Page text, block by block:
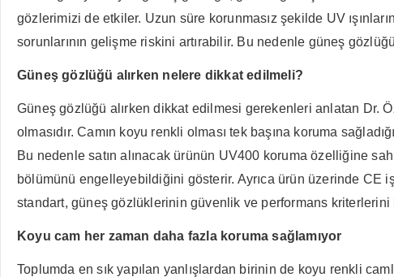
gözlerimizi de etkiler. Uzun süre korunmasız şekilde UV
sorunlarının gelişme riskini artırabilir. Bu nedenle güneş
Güneş gözlüğü alırken nelere dikkat edilmeli?
Güneş gözlüğü alırken dikkat edilmesi gerekenleri anlatan Dr.
olmasıdır. Camın koyu renkli olması tek başına koruma
Bu nedenle satın alınacak ürünün UV400 koruma özelliğine
bölümünü engelleyebildiğini gösterir. Ayrıca ürün üzerinde CE
standart, güneş gözlüklerinin güvenlik ve performans kriterlerini
Koyu cam her zaman daha fazla koruma sağlamıyor
Toplumda en sık yapılan yanlışlardan birinin de koyu renkli